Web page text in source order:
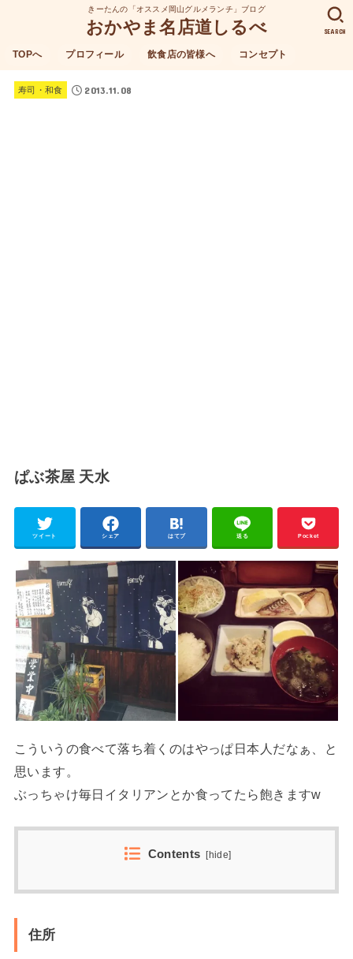
きーたんの「オススメ岡山グルメランチ」ブログ
おかやま名店道しるべ
TOPへ プロフィール 飲食店の皆様へ コンセプト
SEARCH
寿司・和食 2013.11.08
ぱぶ茶屋 天水
ツイート シェア はてブ 送る Pocket
こういうの食べて落ち着くのはやっぱ日本人だなぁ、と
思います。
ぶっちゃけ毎日イタリアンとか食ってたら飽きますw
Contents [hide]
住所